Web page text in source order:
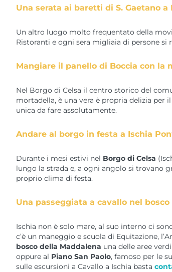
Una serata ai baretti di S. Gaetano a
Un altro luogo molto frequentato della
Ristoranti e ogni sera migliaia di persone
Mangiare il panello di Boccia con la
Nel Borgo di Celsa il centro storico del
mortadella, è una vera è propria delizia per
unica da fare assolutamente.
Andare al borgo in festa a Ischia
Durante i mesi estivi nel Borgo di Celsa
lungo la strada e, a ogni angolo si trovano
proprio clima di festa.
Una passeggiata a cavallo nel
Ischia non è solo mare, al suo interno ci
c’è un maneggio e scuola di Equitazione,
bosco della Maddalena una delle aree
oppure al Piano San Paolo, famoso per le
sulle escursioni a Cavallo a Ischia basta